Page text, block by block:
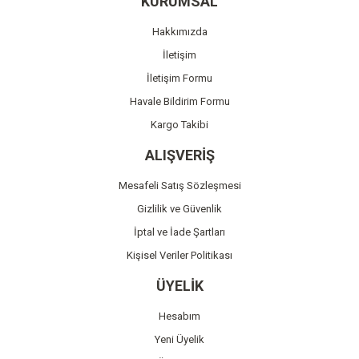
Ürün bilgilerinde hatalar bulunuyor.
Ürün fiyatı diğer sitelerden daha pahalı.
Bu ürüne benzer farklı alternatifler olmalı.
Gönder
Hakkımızda
İletişim
İletişim Formu
Havale Bildirim Formu
Kargo Takibi
ALIŞVERİŞ
Mesafeli Satış Sözleşmesi
Gizlilik ve Güvenlik
İptal ve İade Şartları
Kişisel Veriler Politikası
ÜYELİK
Hesabım
Yeni Üyelik